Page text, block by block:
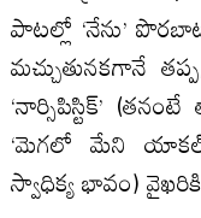
పాటల్లో ‘నేను’
మచ్చుతునకగానే
‘నార్సిపిస్టిక్‌’
‘మెగలో మేని
స్వాధిక్య భావం)